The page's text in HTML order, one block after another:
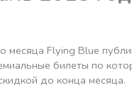
месяца Flying Blue
билеты по
до конца месяца.